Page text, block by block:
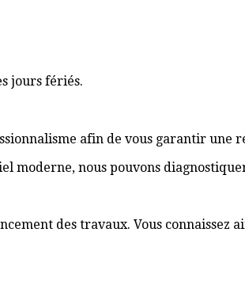
jours fériés.
afin de vous garantir une
moderne, nous pouvons
des travaux. Vous connaissez